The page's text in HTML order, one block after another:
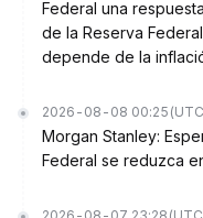
Federal una
de la Reserva
depende de la
2026-08-08 00:25
Morgan Stanley:
Federal se reduzca